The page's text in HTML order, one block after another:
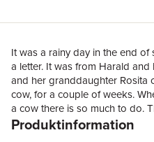
It was a rainy day in the end
a letter. It was from Harald
and her granddaughter Rosita
cow, for a couple of weeks.
a cow there is so much to do.
walk and eat in, somewhere to
Produktinformation